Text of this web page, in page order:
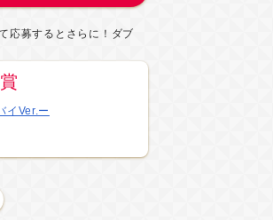
応募するとさらに！ダブ
イVer.ー